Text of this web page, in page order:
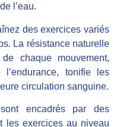
l’eau.
des exercices variés
La résistance naturelle
chaque mouvement,
tonifie les
circulation sanguine.
encadrés par des
les exercices au niveau